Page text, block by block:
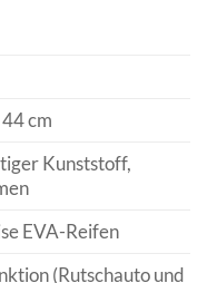
cm
Kunststoff,
EVA-Reifen
(Rutschauto und